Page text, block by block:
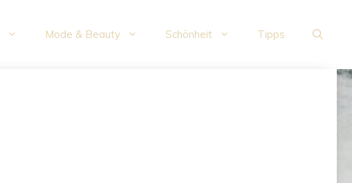
Mode & Beauty Schönheit Tipps